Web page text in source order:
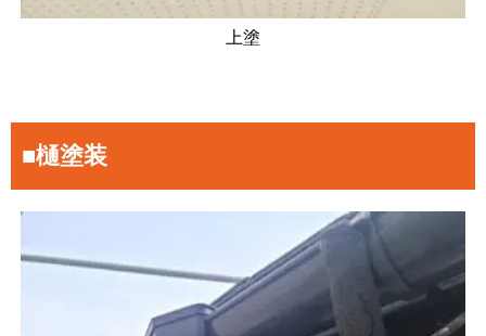
上塗
■樋塗装